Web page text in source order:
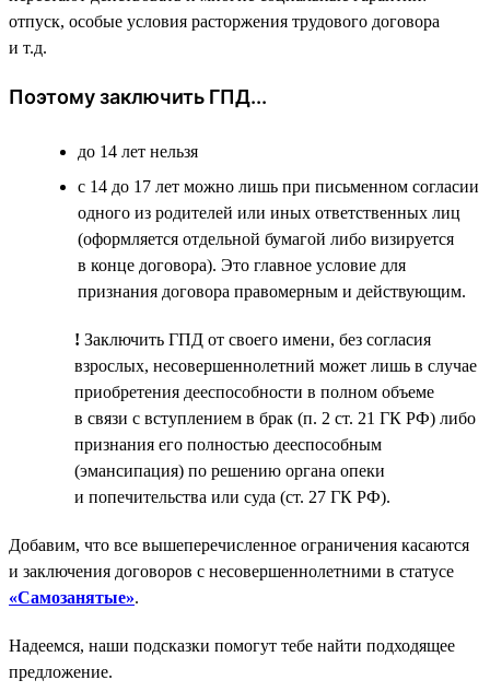
отпуск, особые условия расторжения трудового договора
и т.д.
Поэтому заключить ГПД...
до 14 лет нельзя
с 14 до 17 лет можно лишь при письменном согласии
одного из родителей или иных ответственных лиц
(оформляется отдельной бумагой либо визируется
в конце договора). Это главное условие для
признания договора правомерным и действующим.
! Заключить ГПД от своего имени, без согласия
взрослых, несовершеннолетний может лишь в случае
приобретения дееспособности в полном объеме
в связи с вступлением в брак (п. 2 ст. 21 ГК РФ) либо
признания его полностью дееспособным
(эмансипация) по решению органа опеки
и попечительства или суда (ст. 27 ГК РФ).
Добавим, что все вышеперечисленное ограничения касаются
и заключения договоров с несовершеннолетними в статусе
«Самозанятые».
Надеемся, наши подсказки помогут тебе найти подходящее
предложение.